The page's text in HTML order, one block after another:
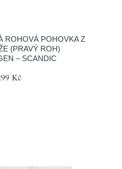
ROHOVÁ POHOVKA Z
(PRAVÝ ROH)
– SCANDIC
Kč